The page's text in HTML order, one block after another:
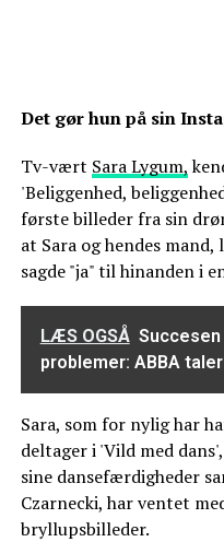
Det gør hun på sin
Tv-vært Sara Lygum,
'Beliggenhed,
første billeder fra sin
at Sara og hendes
sagde "ja" til hinanden i
LÆS OGSÅ
problemer: ABBA
Sara, som for nylig har
deltager i 'Vild med
sine dansefærdigheder
Czarnecki, har ventet
bryllupsbilleder.